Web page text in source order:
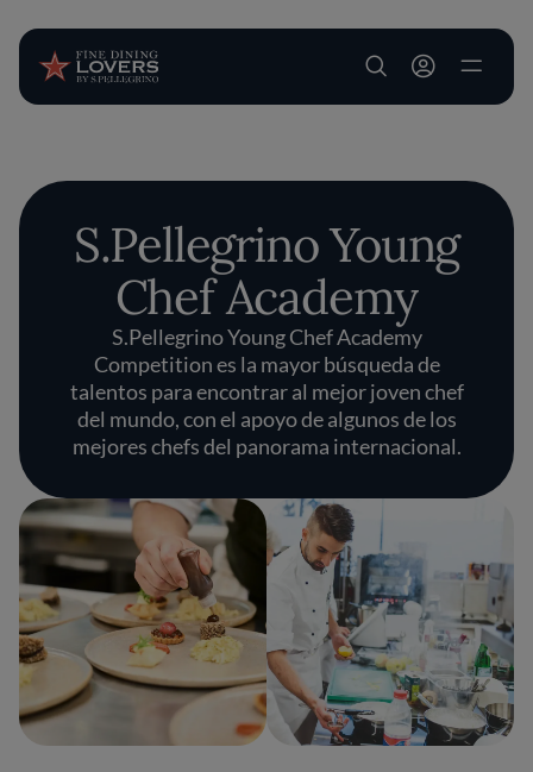
User account
S.Pellegrino Young
Chef Academy
S.Pellegrino Young Chef Academy
Competition es la mayor búsqueda de
talentos para encontrar al mejor joven chef
del mundo, con el apoyo de algunos de los
mejores chefs del panorama internacional.